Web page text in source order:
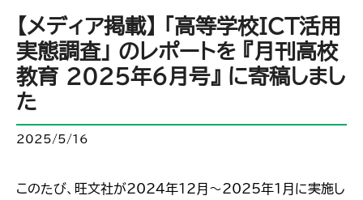
【メディア掲載】 「高等学校ICT活用
実態調査」 のレポートを 『月刊高校
教育 2025年6月号』 に寄稿しまし
た
2025/5/16
このたび、旺文社が2024年12月～2025年1月に実施し